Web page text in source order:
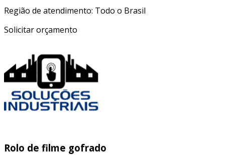
Região de atendimento: Todo o Brasil
Solicitar orçamento
Rolo de filme gofrado